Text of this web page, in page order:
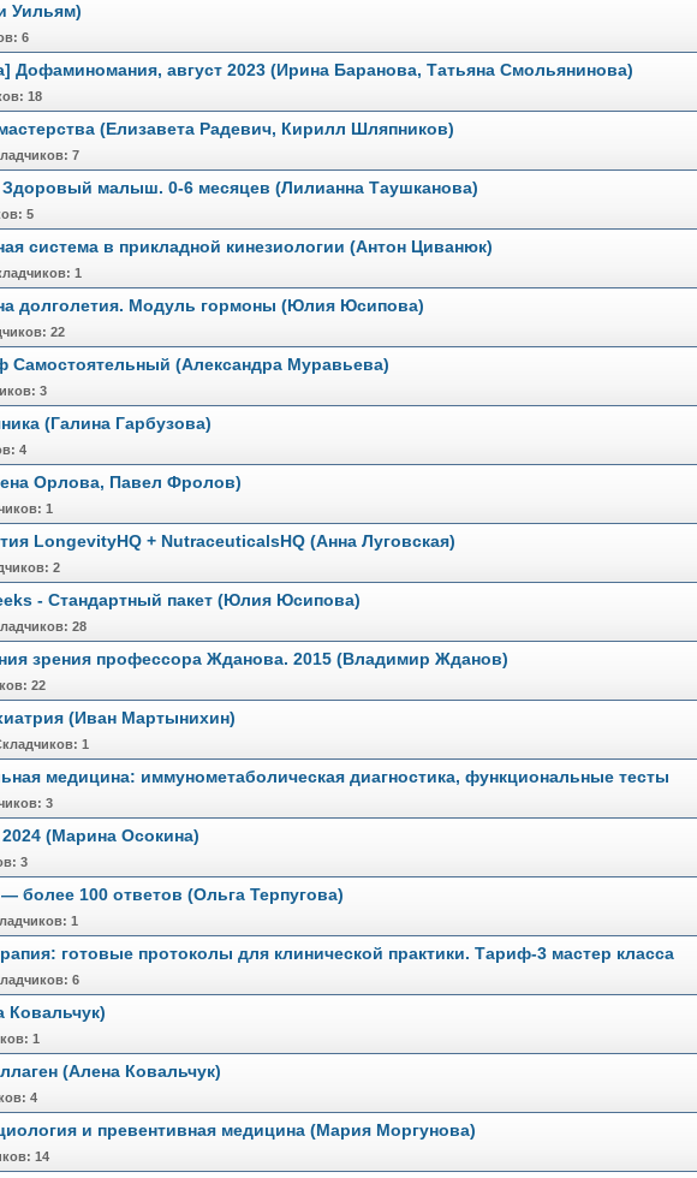
Уильям)
6
Дофаминомания, август 2023 (Ирина Баранова, Татьяна Смольянинова)
18
(Елизавета Радевич, Кирилл Шляпников)
7
малыш. 0-6 месяцев (Лилианна Таушканова)
5
система в прикладной кинезиологии (Антон Циванюк)
1
долголетия. Модуль гормоны (Юлия Юсипова)
22
Самостоятельный (Александра Муравьева)
3
(Галина Гарбузова)
4
Орлова, Павел Фролов)
1
LongevityHQ + NutraceuticalsHQ (Анна Луговская)
2
- Стандартный пакет (Юлия Юсипова)
28
зрения профессора Жданова. 2015 (Владимир Жданов)
22
(Иван Мартынихин)
1
медицина: иммунометаболическая диагностика, функциональные тесты
3
(Марина Осокина)
3
более 100 ответов (Ольга Терпугова)
1
готовые протоколы для клинической практики. Тариф-3 мастер класса
6
Ковальчук)
1
(Алена Ковальчук)
4
и превентивная медицина (Мария Моргунова)
14